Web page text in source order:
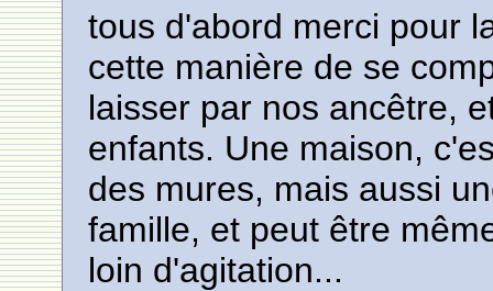
tous d'abord merci pour
cette manière de se
laisser par nos ancêtre,
enfants. Une maison,
des mures, mais aussi
famille, et peut être
loin d'agitation...